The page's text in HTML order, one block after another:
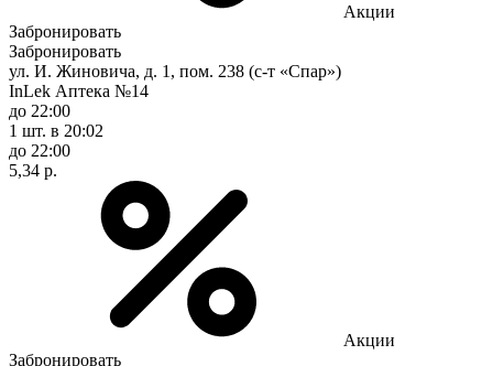
Акции
Забронировать
Забронировать
ул. И. Жиновича, д. 1, пом. 238 (с-т «Спар»)
InLek Аптека №14
до 22:00
1 шт. в 20:02
до 22:00
5,34 р.
Акции
Забронировать